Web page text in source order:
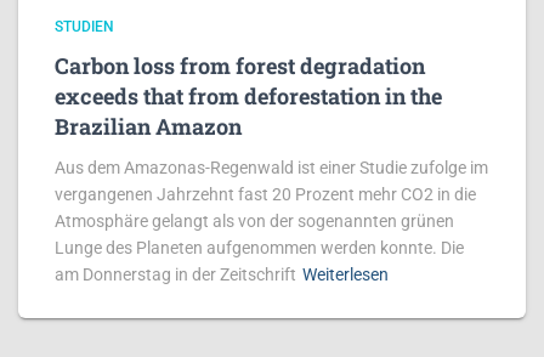
STUDIEN
Carbon loss from forest degradation
exceeds that from deforestation in the
Brazilian Amazon
Aus dem Amazonas-Regenwald ist einer Studie zufolge im
vergangenen Jahrzehnt fast 20 Prozent mehr CO2 in die
Atmosphäre gelangt als von der sogenannten grünen
Lunge des Planeten aufgenommen werden konnte. Die
am Donnerstag in der Zeitschrift Weiterlesen